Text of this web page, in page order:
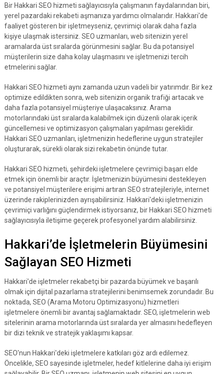
Bir Hakkari SEO hizmeti sağlayıcısıyla çalışmanın faydalarından biri,
yerel pazardaki rekabeti aşmanıza yardımcı olmalarıdır. Hakkari'de
faaliyet gösteren bir işletmeyseniz, çevrimiçi olarak daha fazla
kişiye ulaşmak istersiniz. SEO uzmanları, web sitenizin yerel
aramalarda üst sıralarda görünmesini sağlar. Bu da potansiyel
müşterilerin size daha kolay ulaşmasını ve işletmenizi tercih
etmelerini sağlar.
Hakkari SEO hizmeti aynı zamanda uzun vadeli bir yatırımdır. Bir kez
optimize edildikten sonra, web sitenizin organik trafiği artacak ve
daha fazla potansiyel müşteriye ulaşacaksınız. Arama
motorlarındaki üst sıralarda kalabilmek için düzenli olarak içerik
güncellemesi ve optimizasyon çalışmaları yapılması gereklidir.
Hakkari SEO uzmanları, işletmenizin hedeflerine uygun stratejiler
oluşturarak, sürekli olarak sizi rekabetin önünde tutar.
Hakkari SEO hizmeti, şehirdeki işletmelere çevrimiçi başarı elde
etmek için önemli bir araçtır. İşletmenizin büyümesini destekleyen
ve potansiyel müşterilere erişimi artıran SEO stratejileriyle, internet
üzerinde rakiplerinizden ayrışabilirsiniz. Hakkari'deki işletmenizin
çevrimiçi varlığını güçlendirmek istiyorsanız, bir Hakkari SEO hizmeti
sağlayıcısıyla iletişime geçerek profesyonel yardım alabilirsiniz.
Hakkari’de İşletmelerin Büyümesini
Sağlayan SEO Hizmeti
Hakkari'de işletmeler rekabetçi bir pazarda büyümek ve başarılı
olmak için dijital pazarlama stratejilerini benimsemek zorundadır. Bu
noktada, SEO (Arama Motoru Optimizasyonu) hizmetleri
işletmelere önemli bir avantaj sağlamaktadır. SEO, işletmelerin web
sitelerinin arama motorlarında üst sıralarda yer almasını hedefleyen
bir dizi teknik ve stratejik yaklaşımı kapsar.
SEO'nun Hakkari'deki işletmelere katkıları göz ardı edilemez.
Öncelikle, SEO sayesinde işletmeler, hedef kitlelerine daha iyi erişim